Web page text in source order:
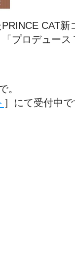
CAT新
プロデュー
。
］にて受付中